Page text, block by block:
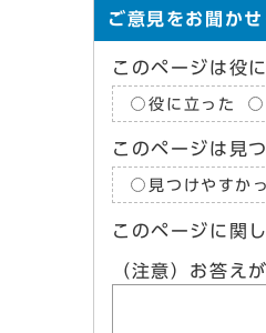
ご意見をお聞か
このページは役
役に立った
このページは見
見つけやすか
このページに関
（注意）お答え